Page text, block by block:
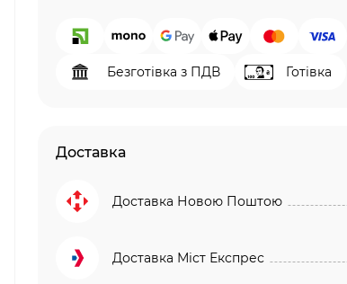
Безготівка з ПДВ Готівка
Доставка
Доставка Новою Поштою
Доставка Міст Експрес